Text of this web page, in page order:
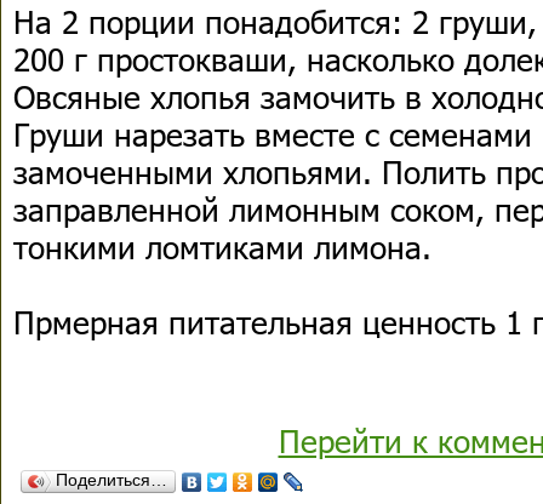
На 2 порции понадобится: 2
200 г простокваши, насколько
Овсяные хлопья замочить в
Груши нарезать вместе с
замоченными хлопьями. Полить
заправленной лимонным соком,
тонкими ломтиками лимона.
Прмерная питательная ценность 1
Перейти к
Поделиться…